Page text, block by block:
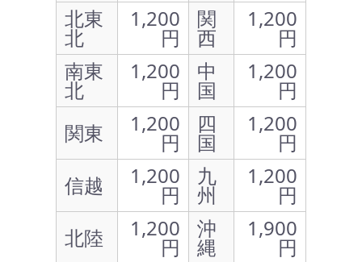
北東
北
1,200
円
関
西
1,200
円
南東
北
1,200
円
中
国
1,200
円
関東
1,200
円
四
国
1,200
円
信越
1,200
円
九
州
1,200
円
北陸
1,200
円
沖
縄
1,900
円